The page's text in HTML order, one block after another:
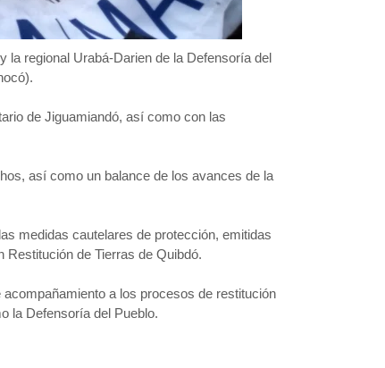
regional Urabá-Darien de la Defensoría del
de Jiguamiandó, así como con las
así como un balance de los avances de la
medidas cautelares de protección, emitidas
de Tierras de Quibdó.
a los procesos de restitución
la Defensoría del Pueblo.